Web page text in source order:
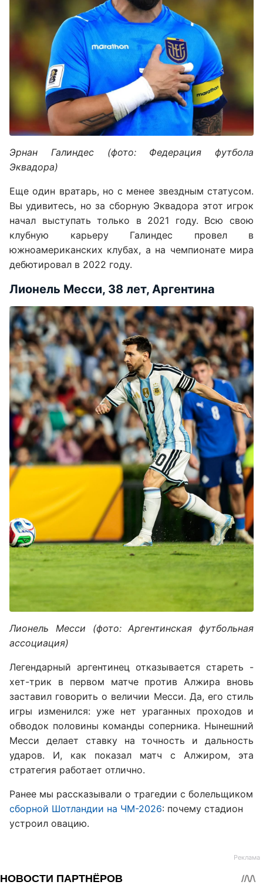
Эрнан Галиндес (фото: Федерация футбола
Эквадора)
Еще один вратарь, но с менее звездным статусом.
Вы удивитесь, но за сборную Эквадора этот игрок
начал выступать только в 2021 году. Всю свою
клубную карьеру Галиндес провел в
южноамериканских клубах, а на чемпионате мира
дебютировал в 2022 году.
Лионель Месси, 38 лет, Аргентина
Лионель Месси (фото: Аргентинская футбольная
ассоциация)
Легендарный аргентинец отказывается стареть -
хет-трик в первом матче против Алжира вновь
заставил говорить о величии Месси. Да, его стиль
игры изменился: уже нет ураганных проходов и
обводок половины команды соперника. Нынешний
Месси делает ставку на точность и дальность
ударов. И, как показал матч с Алжиром, эта
стратегия работает отлично.
Ранее мы рассказывали о трагедии с болельщиком
сборной Шотландии на ЧМ-2026: почему стадион
устроил овацию.